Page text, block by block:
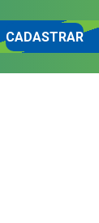
CADASTRAR